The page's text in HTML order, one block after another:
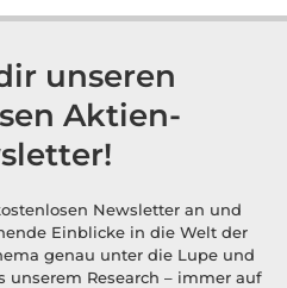
unseren
Aktien-
Newsletter an und
Einblicke in die Welt der
genau unter die Lupe und
unserem Research – immer auf